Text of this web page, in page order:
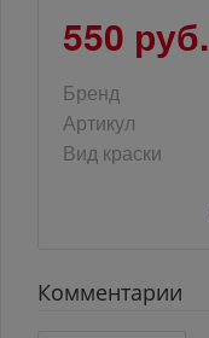
550 руб.
Бренд
Артикул
Вид краски
Комментарии